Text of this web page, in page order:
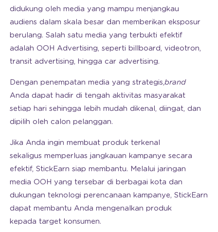
didukung oleh media yang mampu menjangkau
audiens dalam skala besar dan memberikan eksposur
berulang. Salah satu media yang terbukti efektif
adalah OOH Advertising, seperti billboard, videotron,
transit advertising, hingga car advertising.
Dengan penempatan media yang strategis,brand
Anda dapat hadir di tengah aktivitas masyarakat
setiap hari sehingga lebih mudah dikenal, diingat, dan
dipilih oleh calon pelanggan.
Jika Anda ingin membuat produk terkenal
sekaligus memperluas jangkauan kampanye secara
efektif, StickEarn siap membantu. Melalui jaringan
media OOH yang tersebar di berbagai kota dan
dukungan teknologi perencanaan kampanye, StickEarn
dapat membantu Anda mengenalkan produk
kepada target konsumen.